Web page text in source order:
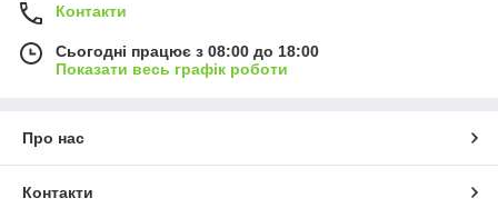
Контакти
Сьогодні працює з 08:00 до 18:00
Показати весь графік роботи
Про нас
Контакти